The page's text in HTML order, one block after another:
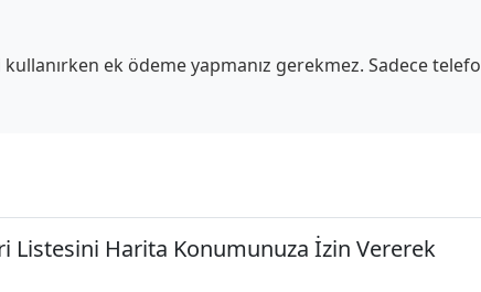
ek ödeme yapmanız gerekmez. Sadece
Listesini Harita Konumunuza İzin Vererek